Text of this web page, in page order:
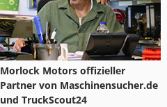
Morlock Motors offizieller
Partner von Maschinensucher.de
und TruckScout24